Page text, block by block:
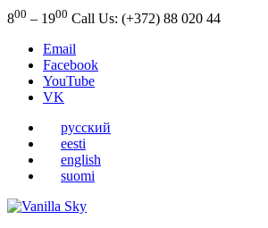
800 – 1900 Call Us: (+372) 88 020 44
Email
Facebook
YouTube
VK
русский
eesti
english
suomi